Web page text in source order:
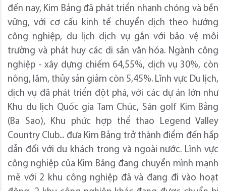
đến nay, Kim Bảng đã phát triển nhanh chóng và bền
vững, với cơ cấu kinh tế chuyển dịch theo hướng
công nghiệp, du lịch dịch vụ gắn với bảo vệ môi
trường và phát huy các di sản văn hóa. Ngành công
nghiệp - xây dựng chiếm 64,55%, dịch vụ 30%, còn
nông, lâm, thủy sản giảm còn 5,45%. Lĩnh vực Du lịch,
dịch vụ đã phát triển đột phá, với các dự án lớn như
Khu du lịch Quốc gia Tam Chúc, Sân golf Kim Bảng
(Ba Sao), Khu phức hợp thể thao Legend Valley
Country Club... đưa Kim Bảng trở thành điểm đến hấp
dẫn đối với du khách trong và ngoài nước. Lĩnh vực
công nghiệp của Kim Bảng đang chuyển mình mạnh
mẽ với 2 khu công nghiệp đã và đang đi vào hoạt